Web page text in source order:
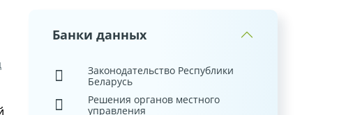
Банки данных
Законодательство Республики
Беларусь
Решения органов местного
управления